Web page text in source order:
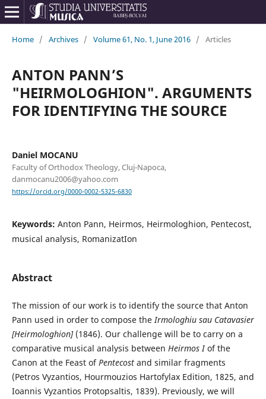
Home / Archives / Volume 61, No. 1, June 2016 / Articles
ANTON PANN’S
"HEIRMOLOGHION". ARGUMENTS
FOR IDENTIFYING THE SOURCE
Daniel MOCANU
Faculty of Orthodox Theology, Cluj-Napoca,
danmocanu2006@yahoo.com
https://orcid.org/0000-0002-5325-6830
Keywords: Anton Pann, Heirmos, Heirmologhion, Pentecost,
musical analysis, RomanizatIon
Abstract
The mission of our work is to identify the source that Anton
Pann used in order to compose theIrmologhiu sau Catavasier
[Heirmologhion](1846). Our challenge will be to carry on a
comparative musical analysis between Heirmos Iof the
Canon at the Feast ofPentecostand similar fragments
(Petros Vyzantios, Hourmouzios Hartofylax Edition, 1825, and
Ioannis Vyzantios Protopsaltis, 1839). Previously, we will